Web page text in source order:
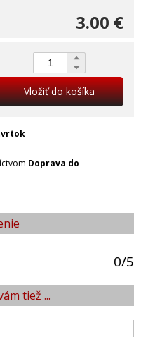
3.00 €
Vložiť do košíka
Doprava do
0/5
tiež ...